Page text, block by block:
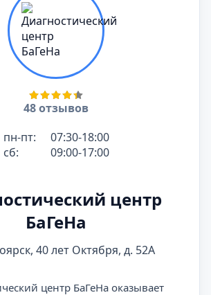
48 отзывов
пн-пт:
07:30-18:00
сб:
09:00-17:00
центр
БаГеНа
40 лет Октября, д. 52А
центр БаГеНа оказывает